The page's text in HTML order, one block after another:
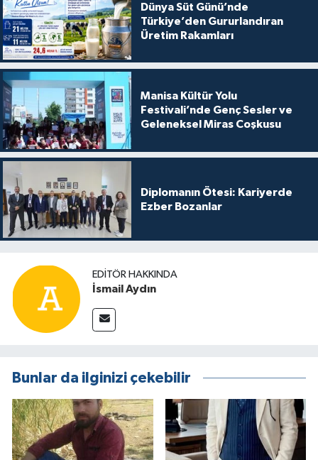
Dünya Süt Günü’nde
Türkiye’den Gururlandıran
Üretim Rakamları
Manisa Kültür Yolu
Festivali’nde Genç Sesler ve
Geleneksel Miras Coşkusu
Diplomanın Ötesi: Kariyerde
Ezber Bozanlar
EDITÖR HAKKINDA
İsmail Aydın
Bunlar da ilginizi çekebilir